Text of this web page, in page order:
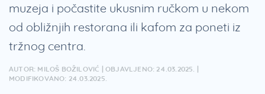
muzeja i počastite ukusnim ručkom u nekom
od obližnjih restorana ili kafom za poneti iz
tržnog centra.
AUTOR: MILOŠ BOŽILOVIĆ | OBJAVLJENO: 24.03.2025. |
MODIFIKOVANO: 24.03.2025.